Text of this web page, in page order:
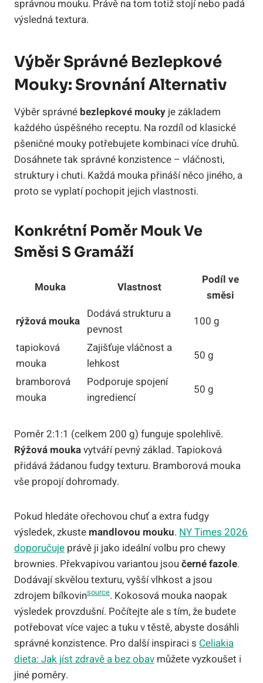
správnou mouku. Právě na tom totiž stojí nebo padá
výsledná textura.
Výběr Správné Bezlepkové
Mouky: Srovnání Alternativ
Výběr správné bezlepkové mouky je základem
každého úspěšného receptu. Na rozdíl od klasické
pšeničné mouky potřebujete kombinaci více druhů.
Dosáhnete tak správné konzistence – vláčnosti,
struktury i chuti. Každá mouka přináší něco jiného, a
proto se vyplatí pochopit jejich vlastnosti.
Konkrétní Poměr Mouk Ve
Směsi S Gramáží
Mouka Vlastnost
Podíl ve
směsi
rýžová mouka
Dodává strukturu a
pevnost
100 g
tapioková
mouka
Zajišťuje vláčnost a
lehkost
50 g
bramborová
mouka
Podporuje spojení
ingrediencí
50 g
Poměr 2:1:1 (celkem 200 g) funguje spolehlivě.
Rýžová moukavytváří pevný základ. Tapioková
přidává žádanou fudgy texturu. Bramborová mouka
vše propojí dohromady.
Pokud hledáte ořechovou chuť a extra fudgy
výsledek, zkuste mandlovou mouku. NY Times 2026
doporučuje právě ji jako ideální volbu pro chewy
brownies. Překvapivou variantou jsoučerné fazole.
Dodávají skvělou texturu, vyšší vlhkost a jsou
zdrojem bílkovinsource. Kokosová mouka naopak
výsledek provzdušní. Počítejte ale s tím, že budete
potřebovat více vajec a tuku v těstě, abyste dosáhli
správné konzistence. Pro další inspiraci s Celiakia
dieta: Jak jíst zdravě a bez obav můžete vyzkoušet i
jiné poměry.